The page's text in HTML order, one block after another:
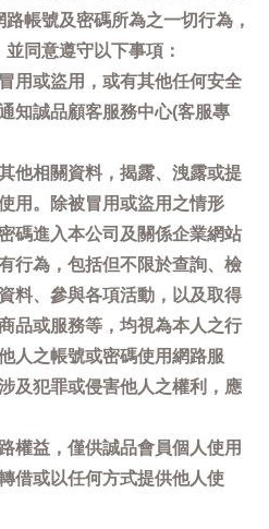
帳號及密碼所為之一切行為，
同意遵守以下事項：
用或盜用，或有其他任何安全
知誠品顧客服務中心(客服專
他相關資料，揭露、洩露或提
用。除被冒用或盜用之情形
碼進入本公司及關係企業網站
行為，包括但不限於查詢、檢
料、參與各項活動，以及取得
品或服務等，均視為本人之行
人之帳號或密碼使用網路服
及犯罪或侵害他人之權利，應
權益，僅供誠品會員個人使用
借或以任何方式提供他人使